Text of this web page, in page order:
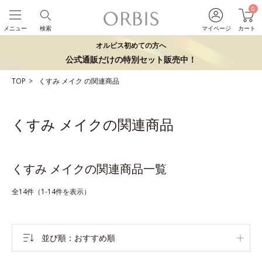
マイページ
0
カート
検索
メニュー
オルビス初めての方へ
公式通販だけの特別セット販売中！
TOP くすみ メイク の関連商品
くすみ メイクの関連商品
くすみ メイクの関連商品一覧
全14件（1-14件を表示）
並び順 おすすめ順